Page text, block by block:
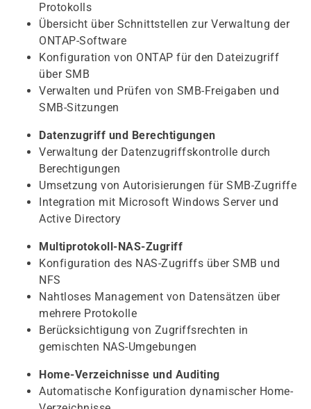
Protokolls
Übersicht über Schnittstellen zur Verwaltung der
ONTAP-Software
Konfiguration von ONTAP für den Dateizugriff
über SMB
Verwalten und Prüfen von SMB-Freigaben und
SMB-Sitzungen
Datenzugriff und Berechtigungen
Verwaltung der Datenzugriffskontrolle durch
Berechtigungen
Umsetzung von Autorisierungen für SMB-Zugriffe
Integration mit Microsoft Windows Server und
Active Directory
Multiprotokoll-NAS-Zugriff
Konfiguration des NAS-Zugriffs über SMB und
NFS
Nahtloses Management von Datensätzen über
mehrere Protokolle
Berücksichtigung von Zugriffsrechten in
gemischten NAS-Umgebungen
Home-Verzeichnisse und Auditing
Automatische Konfiguration dynamischer Home-